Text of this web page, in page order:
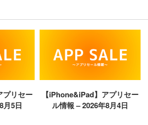
プリセー
月5日
【iPhone&iPad】アプリセー
ル情報 – 2026年8月4日